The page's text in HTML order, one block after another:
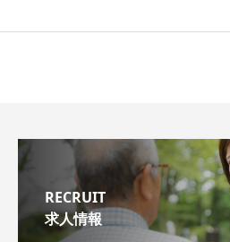
RECRUIT
求人情報